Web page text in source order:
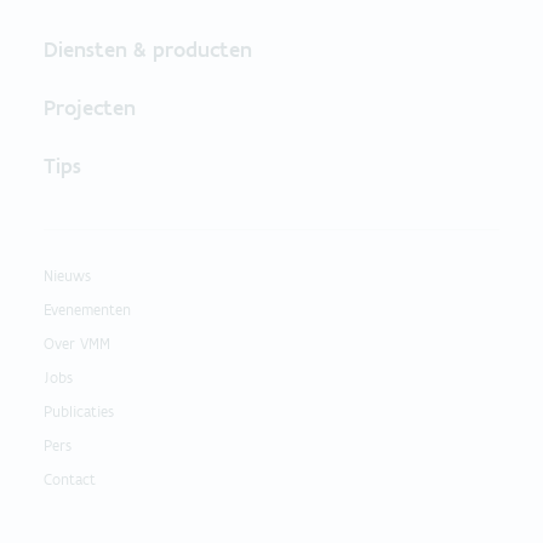
Diensten & producten
Projecten
Tips
Nieuws
Evenementen
Over VMM
Jobs
Publicaties
Pers
Contact